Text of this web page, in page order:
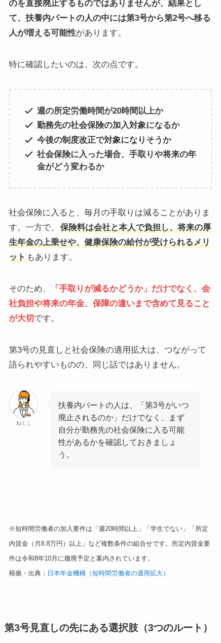
のを直接廃止するものではありませんが、結果とし
て、扶養内パートの人の中には第3号から第2号へ移る
人が増える可能性があります。
特に確認したいのは、次の点です。
週の所定労働時間が20時間以上か
勤務先の社会保険の加入対象になるか
今後の制度改正で対象になりそうか
社会保険に入った場合、手取りや将来の年
金がどう変わるか
社会保険に入ると、毎月の手取りは減ることがありま
す。一方で、
保険料は会社と本人で負担し、将来の厚
生年金の上乗せや、健康保険の給付が受けられるメリ
ット もあります。
そのため、
「手取りが減るかどうか」だけでなく、会
社負担や将来の年金、保障の違いまで含めて見ること
が大切 です。
第3号の見直しと社会保険の適用拡大は、つながって
語られやすいものの、同じ話ではありません。
ねくこ
扶養内パートの人は、「第3号がいつ
廃止されるのか」だけでなく、まず
自分が勤務先の社会保険に入る可能
性があるかを確認しておきましょ
う。
※短時間労働者の加入要件は「週20時間以上」「学生でない」「所定
内賃金（月8.8万円）以上」など複数条件の組合せです。所定内賃金要
件は令和8年10月に撤廃予定と案内されています。
根拠・出典： 日本年金機構（短時間労働者の適用拡大）
第3号見直しの先にある選択肢（3つのルート）